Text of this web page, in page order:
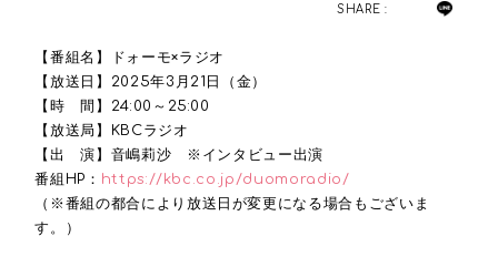
SHARE :
【番組名】ドォーモ×ラジオ
【放送日】2025年3月21日（金）
【時 間】24:00～25:00
【放送局】KBCラジオ
【出 演】音嶋莉沙 ※インタビュー出演
番組HP： https://kbc.co.jp/duomoradio/
（※番組の都合により放送日が変更になる場合もございま
す。）